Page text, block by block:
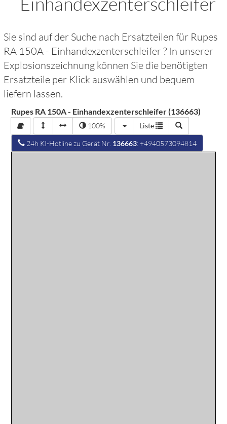
Sie sind auf der Suche nach Ersatzteilen für Rupes
RA 150A - Einhandexzenterschleifer? In unserer
Explosionszeichnung können Sie die benötigten
Ersatzteile per Klick auswählen und bequem
liefern lassen.
Rupes RA 150A - Einhandexzenterschleifer (136663)
100% Liste
24h KI-Hotline zu Gerät Nr. 136663: +4940573094814